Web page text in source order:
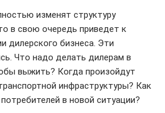
изменят структуру
в свою очередь приведет к
дилерского бизнеса. Эти
Что надо делать дилерам в
выжить? Когда произойдут
инфраструктуры? Как
в новой ситуации?